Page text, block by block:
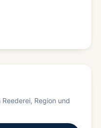
Region und